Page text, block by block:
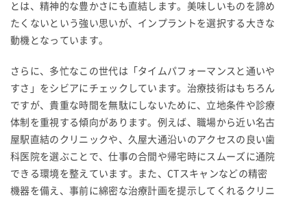
とは、精神的な豊かさにも直結します。美味しいものを諦め
たくないという強い思いが、インプラントを選択する大きな
動機となっています。
さらに、多忙なこの世代は「タイムパフォーマンスと通いや
すさ」をシビアにチェックしています。治療技術はもちろん
ですが、貴重な時間を無駄にしないために、立地条件や診療
体制を重視する傾向があります。例えば、職場から近い名古
屋駅直結のクリニックや、久屋大通沿いのアクセスの良い歯
科医院を選ぶことで、仕事の合間や帰宅時にスムーズに通院
できる環境を整えています。また、CTスキャンなどの精密
機器を備え、事前に綿密な治療計画を提示してくれるクリニ